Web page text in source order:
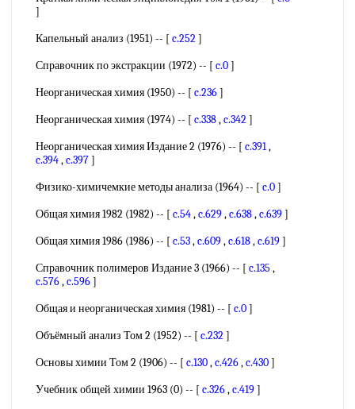
]
Капельный анализ (1951) -- [ c.252]
Справочник по экстракции (1972) -- [ c.0]
Неорганическая химия (1950) -- [ c.236]
Неорганическая химия (1974) -- [ c.338,c.342]
Неорганическая химия Издание 2 (1976) -- [ c.391,
c.394,c.397]
Физико-химичемкие методы анализа (1964) -- [ c.0]
Общая химия 1982 (1982) -- [ c.54,c.629,c.638,c.639]
Общая химия 1986 (1986) -- [ c.53,c.609,c.618,c.619]
Справочник полимеров Издание 3 (1966) -- [ c.135 ,
c.576,c.596]
Общая и неорганическая химия (1981) -- [ c.0]
Объёмный анализ Том 2 (1952) -- [ c.232]
Основы химии Том 2 (1906) -- [ c.130,c.426,c.430]
Учебник общей химии 1963 (0) -- [ c.326,c.419]